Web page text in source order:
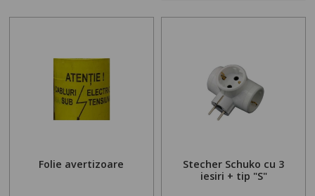
Folie avertizoare
Stecher Schuko cu 3
iesiri + tip "S"